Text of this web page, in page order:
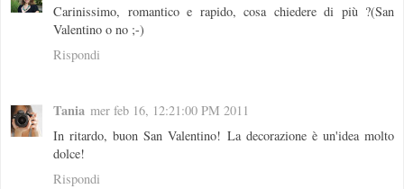
Carinissimo, romantico e rapido, cosa chiedere di più ?(San
Valentino o no ;-)
Rispondi
Tania mer feb 16, 12:21:00 PM 2011
In ritardo, buon San Valentino! La decorazione è un'idea molto
dolce!
Rispondi